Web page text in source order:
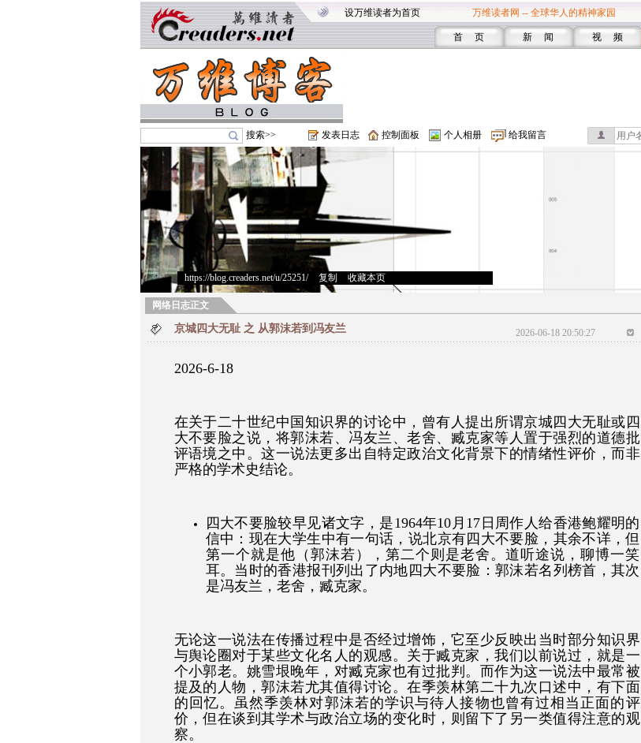
设万维读者为首页 万维读者网 -- 全球华人的精神家园
首 页 新 闻 视 频
搜索>> 发表日志 控制面板 个人相册 给我留言
https://blog.creaders.net/u/25251/> 复制 收藏本页
网络日志正文
京城四大无耻 之 从郭沫若到冯友兰 2026-06-18 20:50:27
2026-6-18
在关于二十世纪中国知识界的讨论中，曾有人提出所谓京城四大无耻或四
大不要脸之说，将郭沫若、冯友兰、老舍、臧克家等人置于强烈的道德批
评语境之中。这一说法更多出自特定政治文化背景下的情绪性评价，而非
严格的学术史结论。
四大不要脸较早见诸文字，是1964年10月17日周作人给香港鲍耀明的
信中：现在大学生中有一句话，说北京有四大不要脸，其余不详，但
第一个就是他（郭沫若），第二个则是老舍。道听途说，聊博一笑
耳。当时的香港报刊列出了内地四大不要脸：郭沫若名列榜首，其次
是冯友兰，老舍，臧克家。
无论这一说法在传播过程中是否经过增饰，它至少反映出当时部分知识界
与舆论圈对于某些文化名人的观感。关于臧克家，我们以前说过，就是一
个小郭老。姚雪垠晚年，对臧克家也有过批判。而作为这一说法中最常被
提及的人物，郭沫若尤其值得讨论。在季羡林第二十九次口述中，有下面
的回忆。虽然季羡林对郭沫若的学识与待人接物也曾有过相当正面的评
价，但在谈到其学术与政治立场的变化时，则留下了另一类值得注意的观
察。